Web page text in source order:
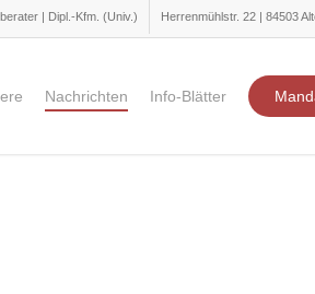
| Dipl.-Kfm. (Univ.) Herrenmühlstr. 22 | 84503
Nachrichten Info-Blätter